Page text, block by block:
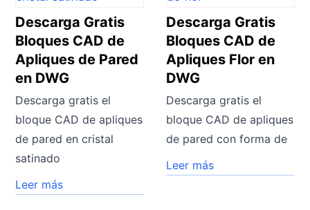
Descarga Gratis
Bloques CAD de
Apliques de Pared
en DWG
Descarga gratis el
bloque CAD de apliques
de pared en cristal
satinado
Leer más
Descarga Gratis
Bloques CAD de
Apliques Flor en
DWG
Descarga gratis el
bloque CAD de apliques
de pared con forma de
Leer más